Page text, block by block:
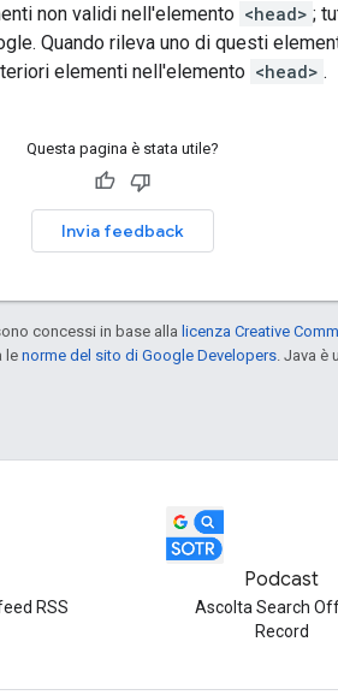
non validi nell'elemento <head> ;
Quando rileva uno di questi
elementi nell'elemento <head> .
Questa pagina è stata utile?
Invia feedback
concessi in base alla licenza Creative
le norme del sito di Google Developers . Java
RSS
Podcast
Ascolta Search
Record